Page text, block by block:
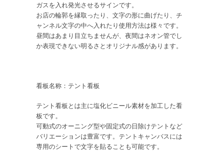
ガスを入れ発光させるサインです。
お店の輪郭を縁取ったり、文字の形に曲げたり、チ
ャンネル文字の中へ入れたり使用方法は様々です。
昼間はあまり目立ちませんが、夜間はネオン管でし
か表現できない明るさとオリジナル感があります。
看板名称：テント看板
テント看板とは主に塩化ビニール素材を加工した看
板です。
可動式のオーニング型や固定式の日除けテントなど
バリエーションは豊富です。テントキャンバスには
専用のシートで文字を貼ることも可能です。